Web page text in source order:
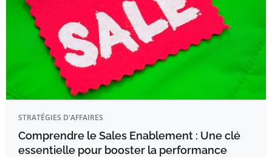
STRATÉGIES D'AFFAIRES
Comprendre le Sales Enablement : Une clé
essentielle pour booster la performance